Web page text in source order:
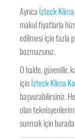
Ayrıca İzteck
makul fiyatlarla
edilmesi için fazla
bozmazsınız.
O halde, güvenilir,
için İzteck Klima
başvurabilirsiniz.
olan
sunmak için